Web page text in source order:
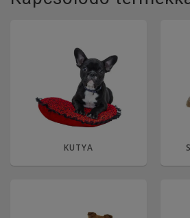
KUTYA